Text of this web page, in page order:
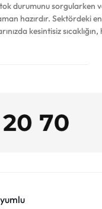
durumunu sorgularken
hazırdır. Sektördeki
kesintisiz sıcaklığın,